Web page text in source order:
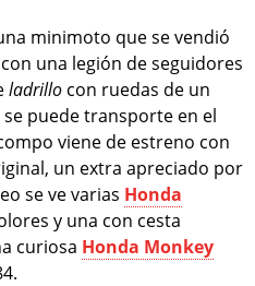
minimoto que se vendió
una legión de seguidores
ladrillo con ruedas de un
puede transporte en el
viene de estreno con
un extra apreciado por
se ve varias Honda
y una con cesta
curiosa Honda Monkey